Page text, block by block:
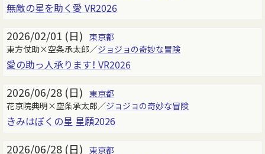
無敵の星を助く愛 VR2026
2026/02/01 (日) 東京都
東方仗助×空条承太郎／ジョジョの奇妙な冒険
愛の助っ人承ります！ VR2026
2026/06/28 (日) 東京都
花京院典明×空条承太郎／ジョジョの奇妙な冒険
きみはぼくの星 星願2026
2026/06/28 (日) 東京都